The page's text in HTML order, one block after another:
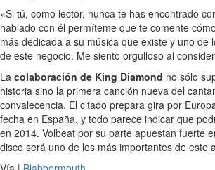
«Si tú, como lector, nunca te has encontrado
hablado con él permíteme que te comente
más dedicada a su música que existe y uno de
de este negocio. Me siento orgulloso al
La colaboración de King Diamond no sólo
historia sino la primera canción nueva del
convalecencia. El citado prepara gira por
fecha en España, y todo parece indicar que
en 2014. Volbeat por su parte apuestan fuerte
disco será uno de los más importantes de este